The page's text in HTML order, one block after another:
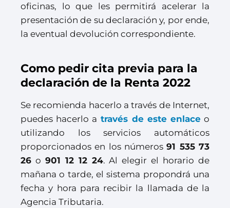
oficinas, lo que les permitirá acelerar la
presentación de su declaración y, por ende,
la eventual devolución correspondiente.
Como pedir cita previa para la
declaración de la Renta 2022
Se recomienda hacerlo a través de Internet,
puedes hacerlo a través de este enlaceo
utilizando los servicios automáticos
proporcionados en los números91 535 73
26 o 901 12 12 24. Al elegir el horario de
mañana o tarde, el sistema propondrá una
fecha y hora para recibir la llamada de la
Agencia Tributaria.